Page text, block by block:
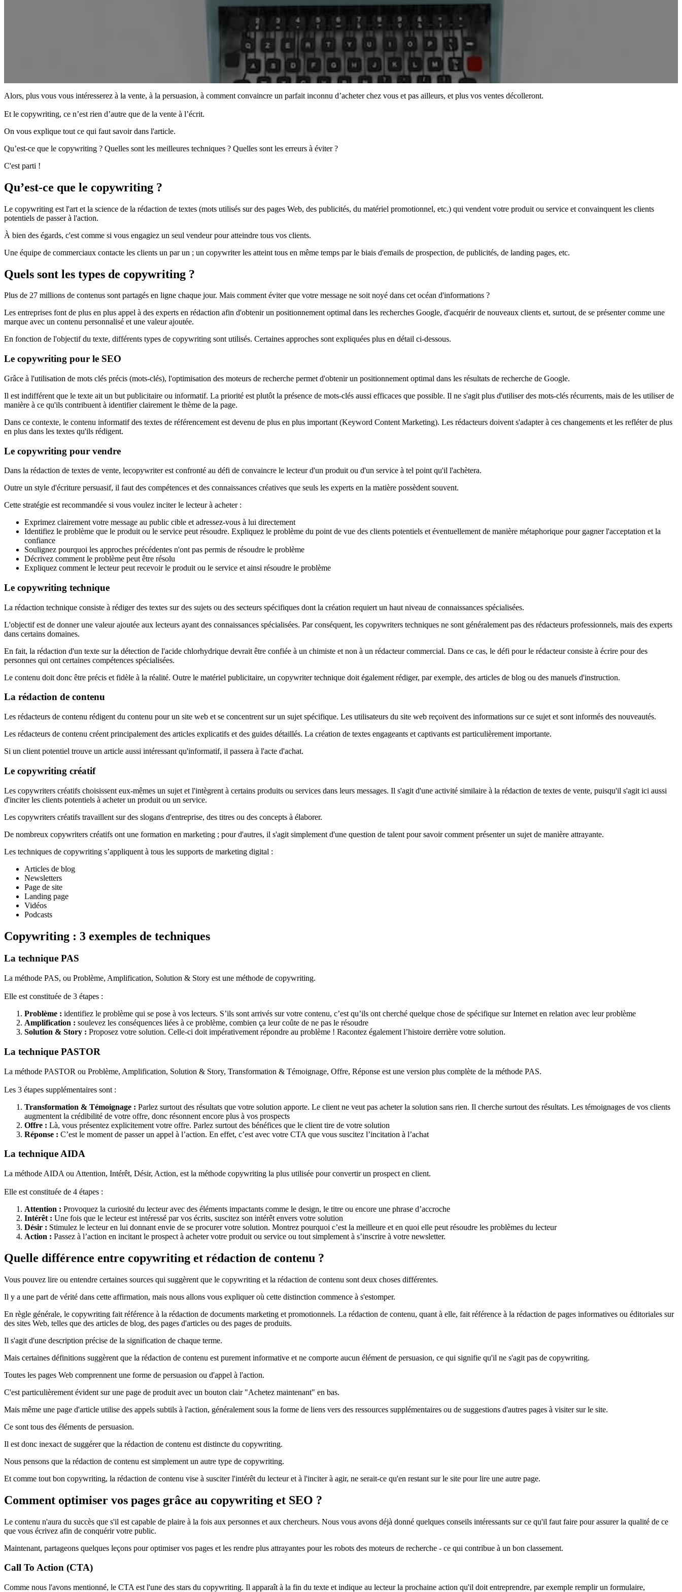
Alors, plus vous vous intéresserez à la vente, à la persuasion, à comment convaincre un parfait inconnu d’acheter chez vous et pas ailleurs, et plus vos ventes décolleront.
Et le copywriting, ce n’est rien d’autre que de la vente à l’écrit.
On vous explique tout ce qui faut savoir dans l'article.
Qu’est-ce que le copywriting ? Quelles sont les meilleures techniques ? Quelles sont les erreurs à éviter ?
C'est parti !
Qu’est-ce que le copywriting ?
Le copywriting est l'art et la science de la rédaction de textes (mots utilisés sur des pages Web, des publicités, du matériel promotionnel, etc.) qui vendent votre produit ou service et convainquent les clients
potentiels de passer à l'action.
À bien des égards, c'est comme si vous engagiez un seul vendeur pour atteindre tous vos clients.
Une équipe de commerciaux contacte les clients un par un ; un copywriter les atteint tous en même temps par le biais d'emails de prospection, de publicités, de landing pages, etc.
Quels sont les types de copywriting ?
Plus de 27 millions de contenus sont partagés en ligne chaque jour. Mais comment éviter que votre message ne soit noyé dans cet océan d'informations ?
Les entreprises font de plus en plus appel à des experts en rédaction afin d'obtenir un positionnement optimal dans les recherches Google, d'acquérir de nouveaux clients et, surtout, de se présenter comme une
marque avec un contenu personnalisé et une valeur ajoutée.
En fonction de l'objectif du texte, différents types de copywriting sont utilisés. Certaines approches sont expliquées plus en détail ci-dessous.
Le copywriting pour le SEO
Grâce à l'utilisation de mots clés précis (mots-clés), l'optimisation des moteurs de recherche permet d'obtenir un positionnement optimal dans les résultats de recherche de Google.
Il est indifférent que le texte ait un but publicitaire ou informatif. La priorité est plutôt la présence de mots-clés aussi efficaces que possible. Il ne s'agit plus d'utiliser des mots-clés récurrents, mais de les utiliser de
manière à ce qu'ils contribuent à identifier clairement le thème de la page.
Dans ce contexte, le contenu informatif des textes de référencement est devenu de plus en plus important (Keyword Content Marketing). Les rédacteurs doivent s'adapter à ces changements et les refléter de plus
en plus dans les textes qu'ils rédigent.
Le copywriting pour vendre
Dans la rédaction de textes de vente, lecopywriter est confronté au défi de convaincre le lecteur d'un produit ou d'un service à tel point qu'il l'achètera.
Outre un style d'écriture persuasif, il faut des compétences et des connaissances créatives que seuls les experts en la matière possèdent souvent.
Cette stratégie est recommandée si vous voulez inciter le lecteur à acheter :
Exprimez clairement votre message au public cible et adressez-vous à lui directement
Identifiez le problème que le produit ou le service peut résoudre. Expliquez le problème du point de vue des clients potentiels et éventuellement de manière métaphorique pour gagner l'acceptation et la
confiance
Soulignez pourquoi les approches précédentes n'ont pas permis de résoudre le problème
Décrivez comment le problème peut être résolu
Expliquez comment le lecteur peut recevoir le produit ou le service et ainsi résoudre le problème
Le copywriting technique
La rédaction technique consiste à rédiger des textes sur des sujets ou des secteurs spécifiques dont la création requiert un haut niveau de connaissances spécialisées.
L'objectif est de donner une valeur ajoutée aux lecteurs ayant des connaissances spécialisées. Par conséquent, les copywriters techniques ne sont généralement pas des rédacteurs professionnels, mais des experts
dans certains domaines.
En fait, la rédaction d'un texte sur la détection de l'acide chlorhydrique devrait être confiée à un chimiste et non à un rédacteur commercial. Dans ce cas, le défi pour le rédacteur consiste à écrire pour des
personnes qui ont certaines compétences spécialisées.
Le contenu doit donc être précis et fidèle à la réalité. Outre le matériel publicitaire, un copywriter technique doit également rédiger, par exemple, des articles de blog ou des manuels d'instruction.
La rédaction de contenu
Les rédacteurs de contenu rédigent du contenu pour un site web et se concentrent sur un sujet spécifique. Les utilisateurs du site web reçoivent des informations sur ce sujet et sont informés des nouveautés.
Les rédacteurs de contenu créent principalement des articles explicatifs et des guides détaillés. La création de textes engageants et captivants est particulièrement importante.
Si un client potentiel trouve un article aussi intéressant qu'informatif, il passera à l'acte d'achat.
Le copywriting créatif
Les copywriters créatifs choisissent eux-mêmes un sujet et l'intègrent à certains produits ou services dans leurs messages. Il s'agit d'une activité similaire à la rédaction de textes de vente, puisqu'il s'agit ici aussi
d'inciter les clients potentiels à acheter un produit ou un service.
Les copywriters créatifs travaillent sur des slogans d'entreprise, des titres ou des concepts à élaborer.
De nombreux copywriters créatifs ont une formation en marketing ; pour d'autres, il s'agit simplement d'une question de talent pour savoir comment présenter un sujet de manière attrayante.
Les techniques de copywriting s’appliquent à tous les supports de marketing digital :
Articles de blog
Newsletters
Page de site
Landing page
Vidéos
Podcasts
Copywriting : 3 exemples de techniques
La technique PAS
La méthode PAS, ou Problème, Amplification, Solution & Story est une méthode de copywriting.
Elle est constituée de 3 étapes :
Problème : identifiez le problème qui se pose à vos lecteurs. S’ils sont arrivés sur votre contenu, c’est qu’ils ont cherché quelque chose de spécifique sur Internet en relation avec leur problème
Amplification : soulevez les conséquences liées à ce problème, combien ça leur coûte de ne pas le résoudre
Solution & Story : Proposez votre solution. Celle-ci doit impérativement répondre au problème ! Racontez également l’histoire derrière votre solution.
La technique PASTOR
La méthode PASTOR ou Problème, Amplification, Solution & Story, Transformation & Témoignage, Offre, Réponse est une version plus complète de la méthode PAS.
Les 3 étapes supplémentaires sont :
Transformation & Témoignage : Parlez surtout des résultats que votre solution apporte. Le client ne veut pas acheter la solution sans rien. Il cherche surtout des résultats. Les témoignages de vos clients
augmentent la crédibilité de votre offre, donc résonnent encore plus à vos prospects
Offre : Là, vous présentez explicitement votre offre. Parlez surtout des bénéfices que le client tire de votre solution
Réponse : C’est le moment de passer un appel à l’action. En effet, c’est avec votre CTA que vous suscitez l’incitation à l’achat
La technique AIDA
La méthode AIDA ou Attention, Intérêt, Désir, Action, est la méthode copywriting la plus utilisée pour convertir un prospect en client.
Elle est constituée de 4 étapes :
Attention : Provoquez la curiosité du lecteur avec des éléments impactants comme le design, le titre ou encore une phrase d’accroche
Intérêt : Une fois que le lecteur est intéressé par vos écrits, suscitez son intérêt envers votre solution
Désir : Stimulez le lecteur en lui donnant envie de se procurer votre solution. Montrez pourquoi c’est la meilleure et en quoi elle peut résoudre les problèmes du lecteur
Action : Passez à l’action en incitant le prospect à acheter votre produit ou service ou tout simplement à s’inscrire à votre newsletter.
Quelle différence entre copywriting et rédaction de contenu ?
Vous pouvez lire ou entendre certaines sources qui suggèrent que le copywriting et la rédaction de contenu sont deux choses différentes.
Il y a une part de vérité dans cette affirmation, mais nous allons vous expliquer où cette distinction commence à s'estomper.
En règle générale, le copywriting fait référence à la rédaction de documents marketing et promotionnels. La rédaction de contenu, quant à elle, fait référence à la rédaction de pages informatives ou éditoriales sur
des sites Web, telles que des articles de blog, des pages d'articles ou des pages de produits.
Il s'agit d'une description précise de la signification de chaque terme.
Mais certaines définitions suggèrent que la rédaction de contenu est purement informative et ne comporte aucun élément de persuasion, ce qui signifie qu'il ne s'agit pas de copywriting.
Toutes les pages Web comprennent une forme de persuasion ou d'appel à l'action.
C'est particulièrement évident sur une page de produit avec un bouton clair "Achetez maintenant" en bas.
Mais même une page d'article utilise des appels subtils à l'action, généralement sous la forme de liens vers des ressources supplémentaires ou de suggestions d'autres pages à visiter sur le site.
Ce sont tous des éléments de persuasion.
Il est donc inexact de suggérer que la rédaction de contenu est distincte du copywriting.
Nous pensons que la rédaction de contenu est simplement un autre type de copywriting.
Et comme tout bon copywriting, la rédaction de contenu vise à susciter l'intérêt du lecteur et à l'inciter à agir, ne serait-ce qu'en restant sur le site pour lire une autre page.
Comment optimiser vos pages grâce au copywriting et SEO ?
Le contenu n'aura du succès que s'il est capable de plaire à la fois aux personnes et aux chercheurs. Nous vous avons déjà donné quelques conseils intéressants sur ce qu'il faut faire pour assurer la qualité de ce
que vous écrivez afin de conquérir votre public.
Maintenant, partageons quelques leçons pour optimiser vos pages et les rendre plus attrayantes pour les robots des moteurs de recherche - ce qui contribue à un bon classement.
Call To Action (CTA)
Comme nous l'avons mentionné, le CTA est l'une des stars du copywriting. Il apparaît à la fin du texte et indique au lecteur la prochaine action qu'il doit entreprendre, par exemple remplir un formulaire,